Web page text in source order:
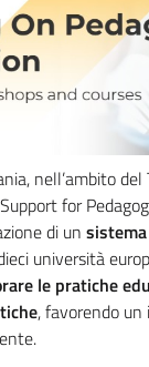
nell’ambito
for
di un
università
le pratiche
, favorendo